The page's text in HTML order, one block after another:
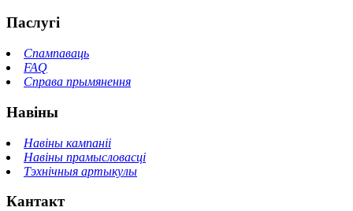
Паслугі
Спампаваць
FAQ
Справа прымянення
Навіны
Навіны кампаніі
Навіны прамысловасці
Тэхнічныя артыкулы
Кантакт